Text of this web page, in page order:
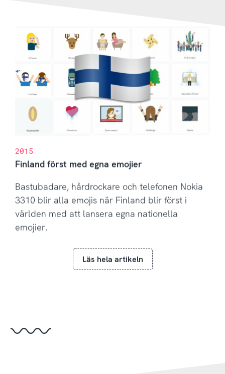
2015
Finland först med egna emojier
Bastubadare, hårdrockare och telefonen Nokia
3310 blir alla emojis när Finland blir först i
världen med att lansera egna nationella
emojier.
Läs hela artikeln